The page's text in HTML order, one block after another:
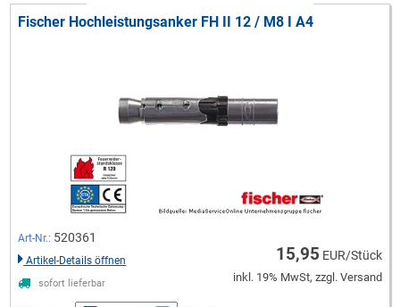
Fischer Hochleistungsanker FH II 12 / M8 I A4
Art-Nr.: 520361
Artikel-Details öffnen
sofort lieferbar
15,95 EUR/Stück
inkl. 19% MwSt, zzgl. Versand